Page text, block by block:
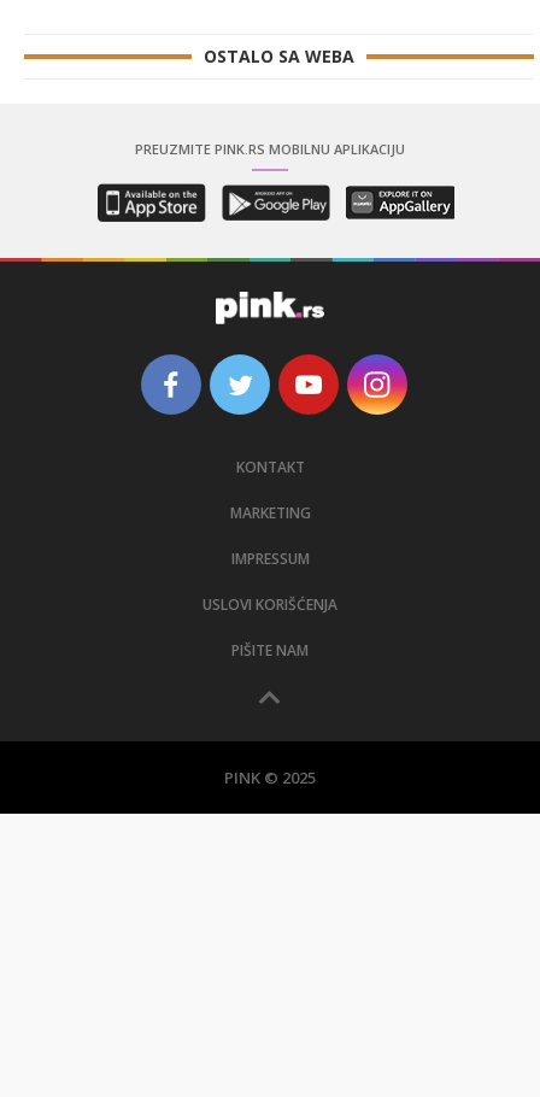
OSTALO SA WEBA
PREUZMITE PINK.RS MOBILNU APLIKACIJU
KONTAKT
MARKETING
IMPRESSUM
USLOVI KORIŠĆENJA
PIŠITE NAM
PINK © 2025